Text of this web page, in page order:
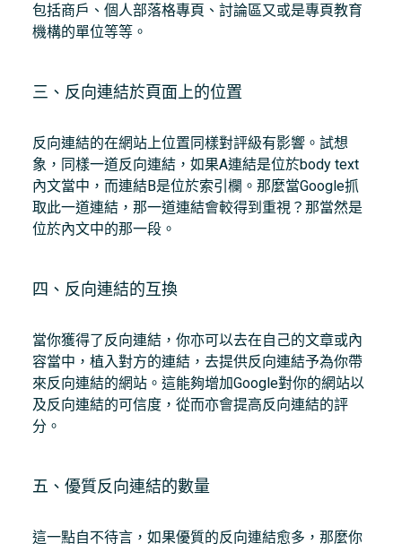
包括商戶、個人部落格專頁、討論區又或是專頁教育
機構的單位等等。
三、反向連結於頁面上的位置
反向連結的在網站上位置同樣對評級有影響。試想
象，同樣一道反向連結，如果A連結是位於body text
內文當中，而連結B是位於索引欄。那麼當Google抓
取此一道連結，那一道連結會較得到重視？那當然是
位於內文中的那一段。
四、反向連結的互換
當你獲得了反向連結，你亦可以去在自己的文章或內
容當中，植入對方的連結，去提供反向連結予為你帶
來反向連結的網站。這能夠增加Google對你的網站以
及反向連結的可信度，從而亦會提高反向連結的評
分。
五、優質反向連結的數量
這一點自不待言，如果優質的反向連結愈多，那麼你